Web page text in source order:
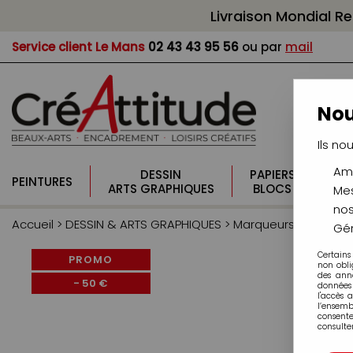
Livraison Mondial
Service client Le Mans 02 43 43 95 56 ou par mail
PEINTURES
DESSIN
ARTS GRAPHIQUES
PAPIERS
BLOCS
Accueil > DESSIN & ARTS GRAPHIQUES > Marqueurs à Alcool
PROMO
- 50 €
Ils
Certains
non
des
l'accès